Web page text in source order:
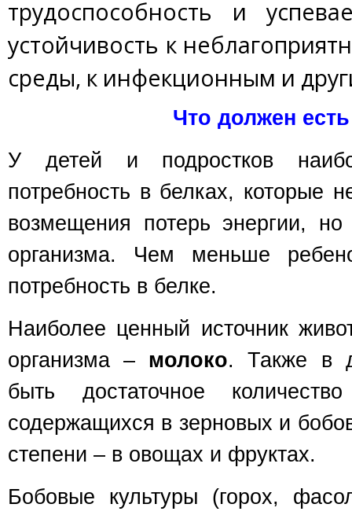
трудоспособность и
устойчивость к
среды, к инфекционным и
Что должен
У детей и подростков
потребность в белках, которые
возмещения потерь энергии,
организма. Чем меньше
потребность в белке.
Наиболее ценный источник
организма – молоко. Также в
быть достаточное
содержащихся в зерновых и
степени – в овощах и фруктах.
Бобовые культуры (горох,